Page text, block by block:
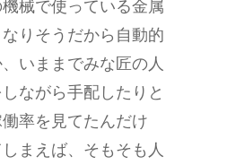
械で使っている金属
りそうだから自動的
いままでみな匠の人
ながら手配したりと
率を見てたんだけ
まえば、そもそも人